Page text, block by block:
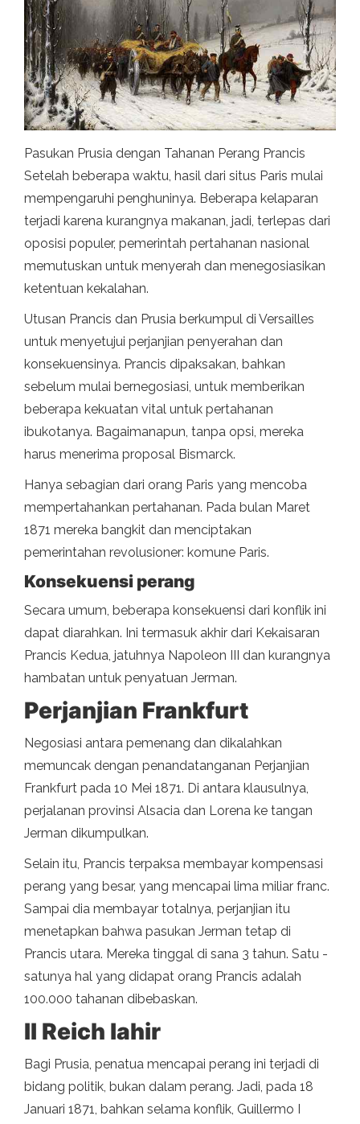
Pasukan Prusia dengan Tahanan Perang Prancis
Setelah beberapa waktu, hasil dari situs Paris mulai
mempengaruhi penghuninya. Beberapa kelaparan
terjadi karena kurangnya makanan, jadi, terlepas dari
oposisi populer, pemerintah pertahanan nasional
memutuskan untuk menyerah dan menegosiasikan
ketentuan kekalahan.
Utusan Prancis dan Prusia berkumpul di Versailles
untuk menyetujui perjanjian penyerahan dan
konsekuensinya. Prancis dipaksakan, bahkan
sebelum mulai bernegosiasi, untuk memberikan
beberapa kekuatan vital untuk pertahanan
ibukotanya. Bagaimanapun, tanpa opsi, mereka
harus menerima proposal Bismarck.
Hanya sebagian dari orang Paris yang mencoba
mempertahankan pertahanan. Pada bulan Maret
1871 mereka bangkit dan menciptakan
pemerintahan revolusioner: komune Paris.
Konsekuensi perang
Secara umum, beberapa konsekuensi dari konflik ini
dapat diarahkan. Ini termasuk akhir dari Kekaisaran
Prancis Kedua, jatuhnya Napoleon III dan kurangnya
hambatan untuk penyatuan Jerman.
Perjanjian Frankfurt
Negosiasi antara pemenang dan dikalahkan
memuncak dengan penandatanganan Perjanjian
Frankfurt pada 10 Mei 1871. Di antara klausulnya,
perjalanan provinsi Alsacia dan Lorena ke tangan
Jerman dikumpulkan.
Selain itu, Prancis terpaksa membayar kompensasi
perang yang besar, yang mencapai lima miliar franc.
Sampai dia membayar totalnya, perjanjian itu
menetapkan bahwa pasukan Jerman tetap di
Prancis utara. Mereka tinggal di sana 3 tahun. Satu -
satunya hal yang didapat orang Prancis adalah
100.000 tahanan dibebaskan.
II Reich lahir
Bagi Prusia, penatua mencapai perang ini terjadi di
bidang politik, bukan dalam perang. Jadi, pada 18
Januari 1871, bahkan selama konflik, Guillermo I